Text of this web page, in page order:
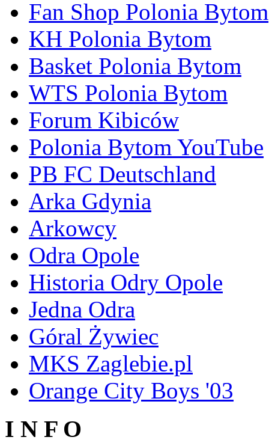
Fan Shop Polonia Bytom
KH Polonia Bytom
Basket Polonia Bytom
WTS Polonia Bytom
Forum Kibiców
Polonia Bytom YouTube
PB FC Deutschland
Arka Gdynia
Arkowcy
Odra Opole
Historia Odry Opole
Jedna Odra
Góral Żywiec
MKS Zaglebie.pl
Orange City Boys '03
I N F O